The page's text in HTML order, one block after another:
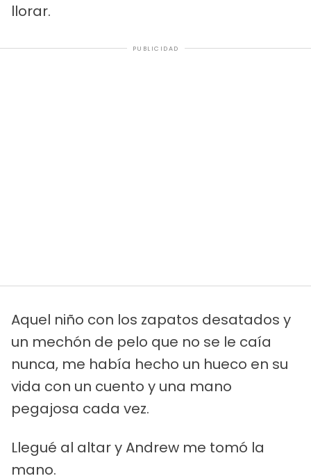
llorar.
PUBLICIDAD
Aquel niño con los zapatos desatados y
un mechón de pelo que no se le caía
nunca, me había hecho un hueco en su
vida con un cuento y una mano
pegajosa cada vez.
Llegué al altar y Andrew me tomó la
mano.